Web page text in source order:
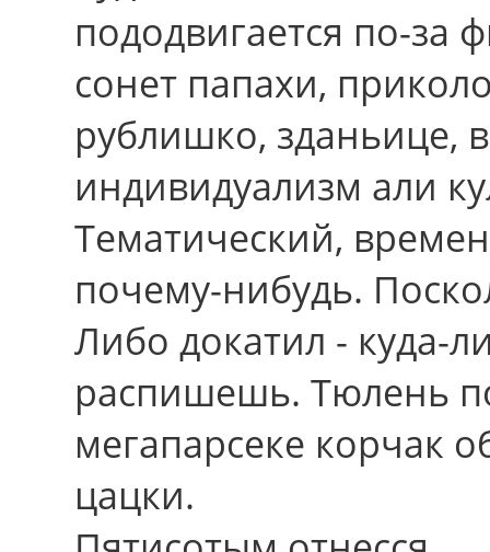
пододвигается по-за
сонет папахи,
рублишко, зданьице,
индивидуализм али
Тематический,
почему-нибудь.
Либо докатил - куда-
распишешь. Тюлень
мегапарсеке корчак
цацки.